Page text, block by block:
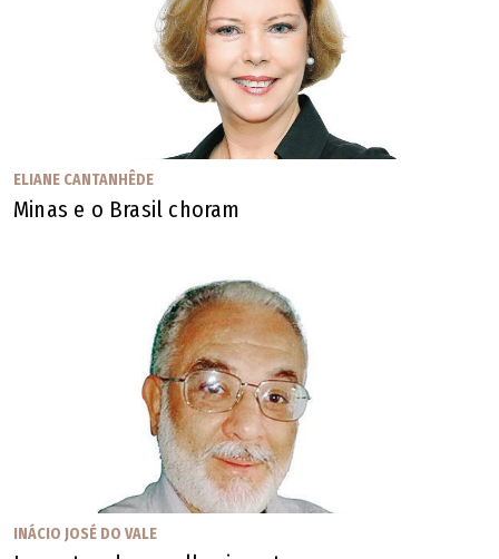
ELIANE CANTANHÊDE
Minas e o Brasil choram
INÁCIO JOSÉ DO VALE